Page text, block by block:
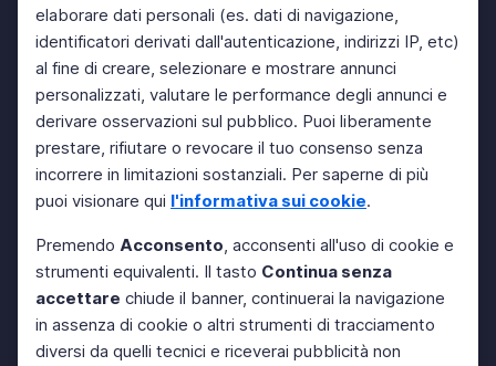
elaborare dati personali (es. dati di navigazione,
identificatori derivati dall'autenticazione, indirizzi IP, etc)
al fine di creare, selezionare e mostrare annunci
personalizzati, valutare le performance degli annunci e
derivare osservazioni sul pubblico. Puoi liberamente
prestare, rifiutare o revocare il tuo consenso senza
incorrere in limitazioni sostanziali. Per saperne di più
puoi visionare qui l'informativa sui cookie.
Premendo Acconsento, acconsenti all'uso di cookie e
strumenti equivalenti. Il tasto Continua senza
accettare chiude il banner, continuerai la navigazione
in assenza di cookie o altri strumenti di tracciamento
diversi da quelli tecnici e riceverai pubblicità non